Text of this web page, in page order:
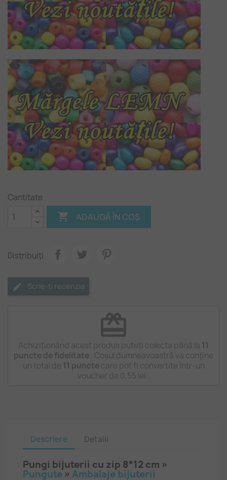
Cantitate
 ADAUGĂ ÎN COȘ
Distribuiți
Scrie-ți recenzia
redeem
Achiziționând acest produs puteți colecta până la 11
puncte de fidelitate . Coșul dumneavoastră va conține
un total de 11 puncte care pot fi convertite într-un
voucher de 0,55 lei
Descriere Detalii
Pungi bijuterii cu zip 8*12 cm »
Pungute» Ambalaje bijuterii